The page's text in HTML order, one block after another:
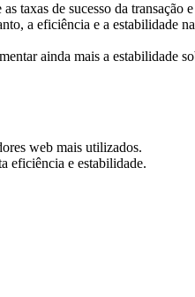
taxas de sucesso da
a eficiência e a estabilidade
ainda mais a estabilidade
web mais utilizados.
eficiência e estabilidade.